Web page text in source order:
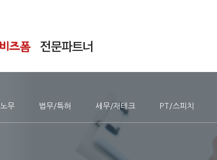
노무 법무/특허 세무/재테크 PT/스피치